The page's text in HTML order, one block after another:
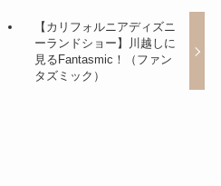
【カリフォルニアディズニ
ーランドショー】川越しに
見るFantasmic！（ファン
タズミック）